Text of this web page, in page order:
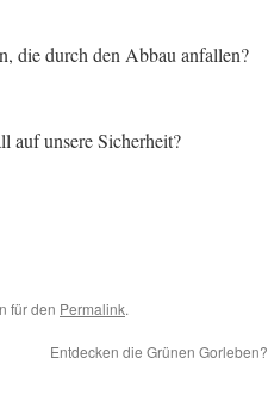
die durch den Abbau anfallen?
auf unsere Sicherheit?
für den Permalink.
Entdecken die Grünen Gorleben?